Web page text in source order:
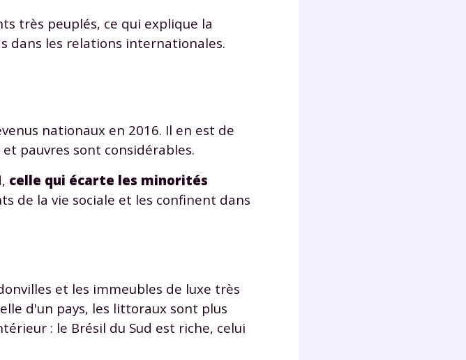
très peuplés, ce qui explique la
dans les relations internationales.
nationaux en 2016. Il en est de
pauvres sont considérables.
celle qui écarte les minorités
de la vie sociale et les confinent dans
et les immeubles de luxe très
d'un pays, les littoraux sont plus
: le Brésil du Sud est riche, celui
et de
scolaire ?
soutien scolaire !
Tout le programme scolaire